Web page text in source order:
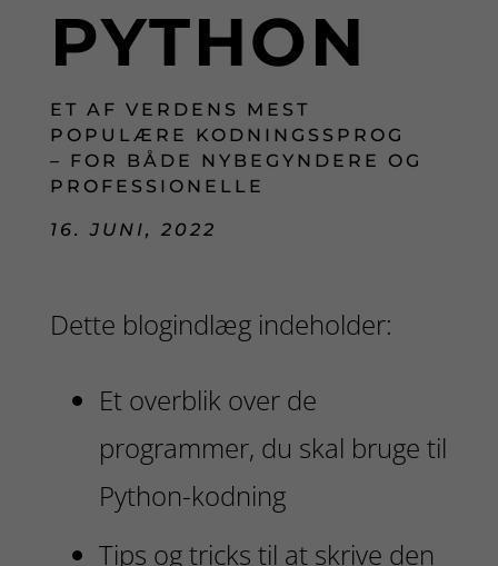
PYTHON
ET AF VERDENS MEST
POPULÆRE KODNINGSSPROG
– FOR BÅDE NYBEGYNDERE OG
PROFESSIONELLE
16. JUNI, 2022
Dette blogindlæg indeholder:
Et overblik over de
programmer, du skal bruge til
Python-kodning
Tips og tricks til at skrive den